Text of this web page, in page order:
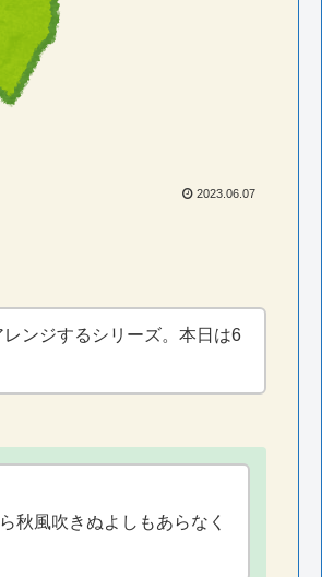
2023.06.07
ンジするシリーズ。本日は6
秋風吹きぬよしもあらなく